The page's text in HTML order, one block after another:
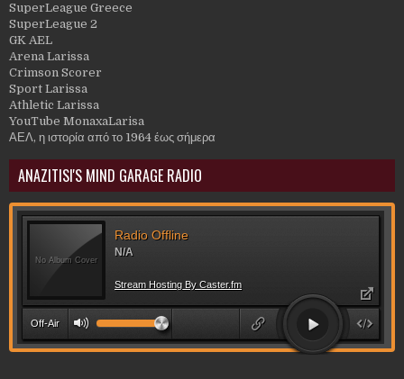
SuperLeague Greece
SuperLeague 2
GK AEL
Arena Larissa
Crimson Scorer
Sport Larissa
Athletic Larissa
YouTube MonaxaLarisa
ΑΕΛ, η ιστορία από το 1964 έως σήμερα
ANAZITISI'S MIND GARAGE RADIO